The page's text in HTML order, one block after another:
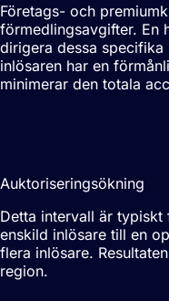
Företags- och
förmedlingsavgifter. En
dirigera dessa specifika
inlösaren har en
minimerar den totala
Auktoriseringsökning
Detta intervall är
enskild inlösare till en
flera inlösare.
region.